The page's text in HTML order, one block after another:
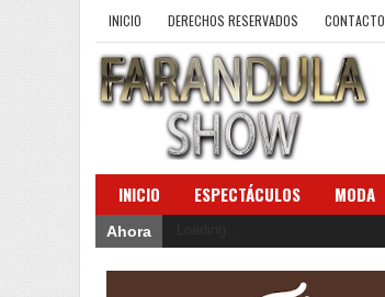
INICIO DERECHOS RESERVADOS CONTACTO
INICIO ESPECTÁCULOS MODA
Ahora